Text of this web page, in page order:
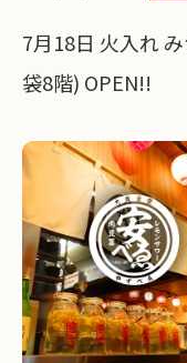
7月18日 火入れ
袋8階) OPEN!!